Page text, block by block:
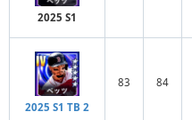
2025 S1
2025 S1 TB 2
83 84